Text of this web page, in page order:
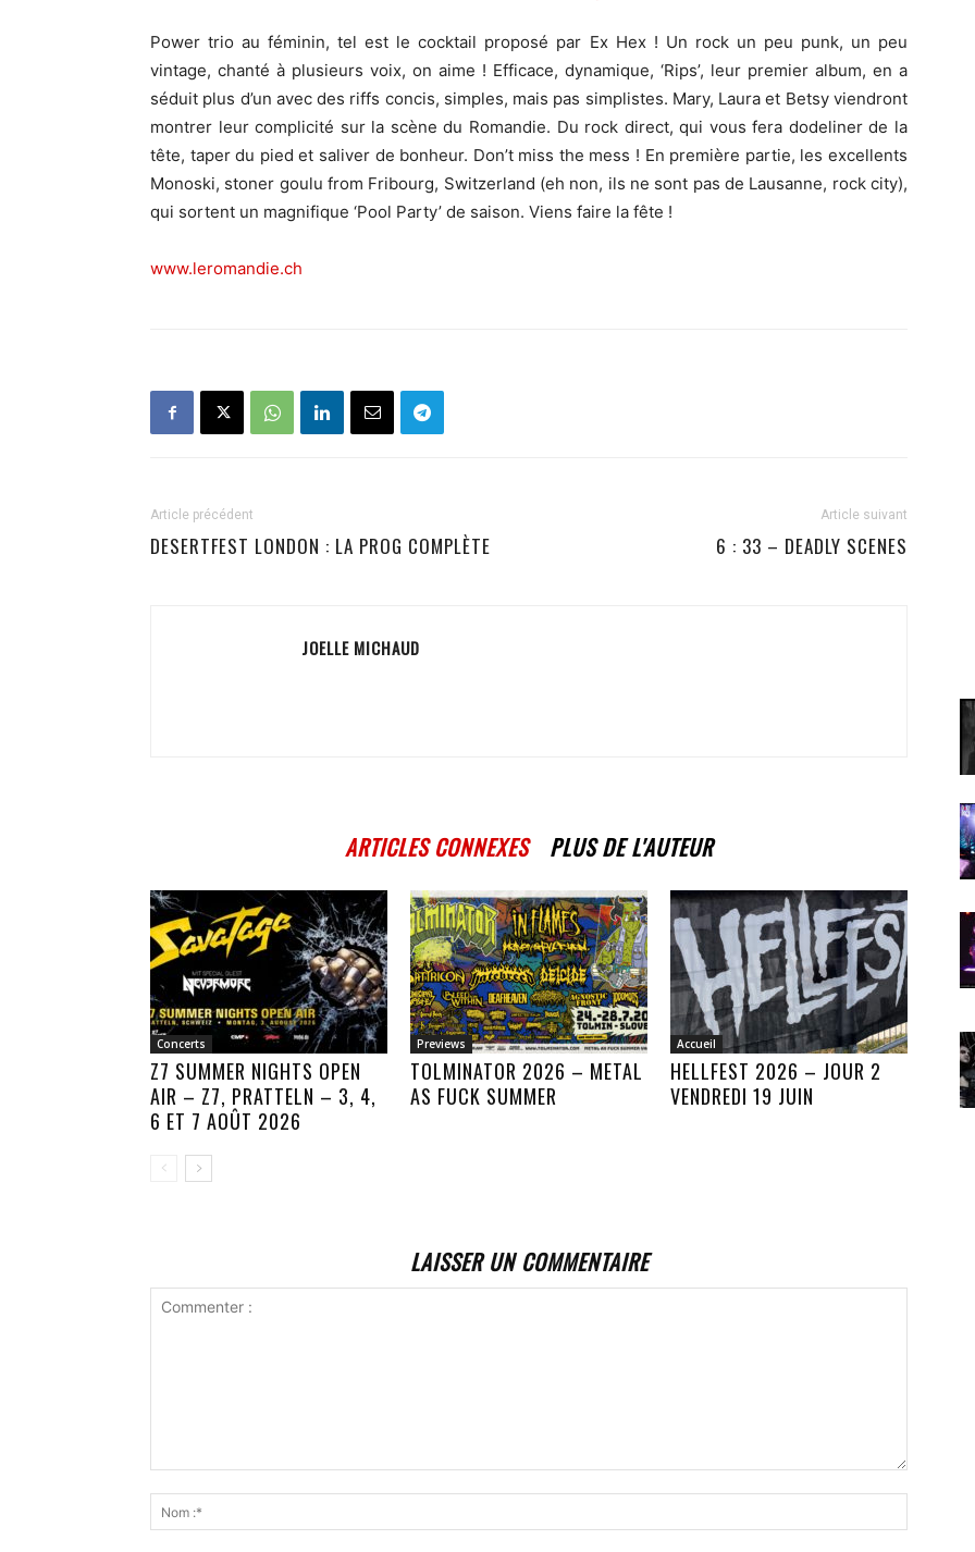
Power trio au féminin, tel est le cocktail proposé par Ex Hex ! Un rock un peu punk, un peu
vintage, chanté à plusieurs voix, on aime ! Efficace, dynamique, ‘Rips’, leur premier album, en a
séduit plus d’un avec des riffs concis, simples, mais pas simplistes. Mary, Laura et Betsy viendront
montrer leur complicité sur la scène du Romandie. Du rock direct, qui vous fera dodeliner de la
tête, taper du pied et saliver de bonheur. Don’t miss the mess ! En première partie, les excellents
Monoski, stoner goulu from Fribourg, Switzerland (eh non, ils ne sont pas de Lausanne, rock city),
qui sortent un magnifique ‘Pool Party’ de saison. Viens faire la fête !
www.leromandie.ch
Article précédent
DESERTFEST LONDON : LA PROG COMPLÈTE
Article suivant
6 : 33 – DEADLY SCENES
JOELLE MICHAUD
ARTICLES CONNEXES PLUS DE L'AUTEUR
Concerts
Z7 SUMMER NIGHTS OPEN
AIR – Z7, PRATTELN – 3, 4,
6 ET 7 AOÛT 2026
Previews
TOLMINATOR 2026 – METAL
AS FUCK SUMMER
Accueil
HELLFEST 2026 – JOUR 2
VENDREDI 19 JUIN
LAISSER UN COMMENTAIRE